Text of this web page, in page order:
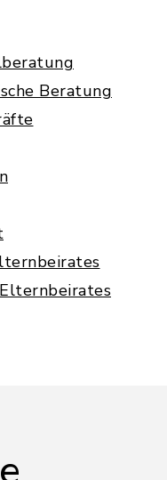
Beratung